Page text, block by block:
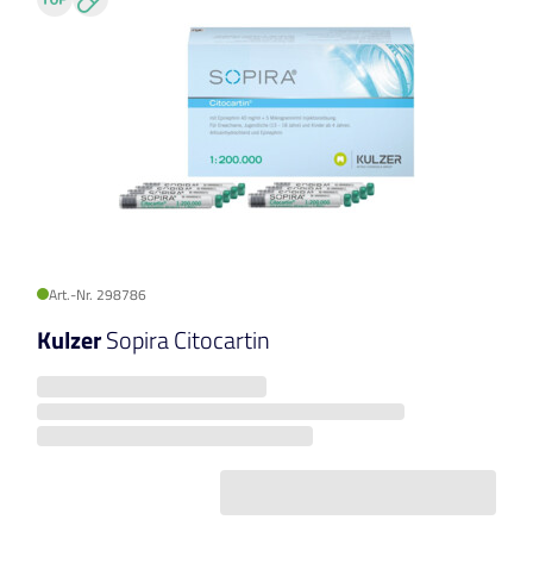
Art.-Nr. 298786
KulzerSopira Citocartin